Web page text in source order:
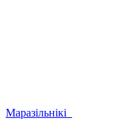
Маразільнікі